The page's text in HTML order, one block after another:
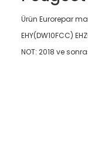
Ürün Eurorepar
EHY(DW10FCC)
NOT: 2018 ve